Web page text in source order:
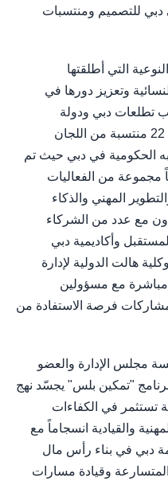
للتصميم ومنتسبات
التي أطلقتها
وتعزيز دورها في
تطلعات دبي ودولة
الإمارات للمستقبل. وضم البرنامج 22 منتسبة من اللجان
الحكومية في دبي حيث تم
مجموعة من الفعاليات
المهني والذكاء
مع عدد من الشركاء
وأكاديمية دبي
هالت الدولية لإدارة
مباشرة مع مسؤولين
فرصة الاستفادة من
مجلس الإدارة والعضو
"تمكين بلس" يجسّد نهج
تستثمر في الكفاءات
والقيادية انسجاماً مع
دبي في بناء رأس مال
وقيادة مسارات